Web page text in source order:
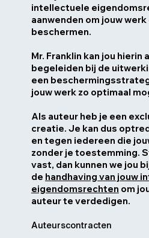
intellectuele
aanwenden om jouw
beschermen.
Mr. Franklin kan jou hierin
begeleiden bij de
een
jouw werk zo optimaal
Als auteur heb je een
creatie. Je kan dus
en tegen iedereen die
zonder je toestemming.
vast, dan kunnen we jou
de handhaving van jouw
eigendomsrechten om
auteur te verdedigen.
Auteurscontracten